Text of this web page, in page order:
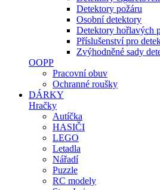
Detektory požáru
Osobní detektory
Detektory hořlavých
Příslušenství pro
Zvýhodněné sady
OOPP
Pracovní obuv
Ochranné roušky
DÁRKY
Hračky
Autíčka
HASIČI
LEGO
Letadla
Nářadí
Puzzle
RC modely